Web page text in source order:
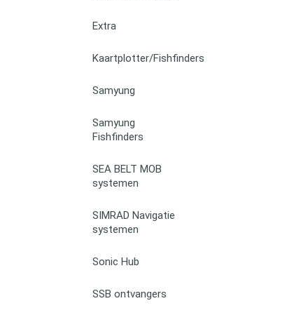
Extra
Kaartplotter/Fishfinders
Samyung
Samyung
Fishfinders
SEA BELT MOB
systemen
SIMRAD Navigatie
systemen
Sonic Hub
SSB ontvangers